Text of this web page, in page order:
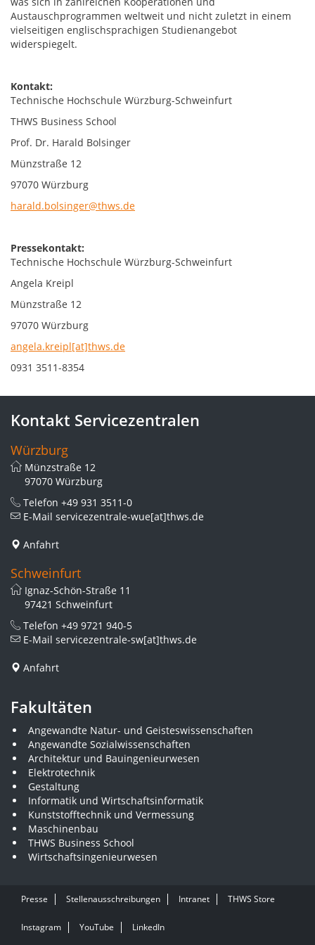
Austauschprogrammen weltweit und nicht zuletzt in einem
vielseitigen englischsprachigen Studienangebot
widerspiegelt.
Kontakt:
Technische Hochschule Würzburg-Schweinfurt
THWS Business School
Prof. Dr. Harald Bolsinger
Münzstraße 12
97070 Würzburg
harald.bolsinger@thws.de
Pressekontakt:
Technische Hochschule Würzburg-Schweinfurt
Angela Kreipl
Münzstraße 12
97070 Würzburg
angela.kreipl[at]thws.de
0931 3511-8354
Kontakt Servicezentralen
Würzburg
Münzstraße 12
97070 Würzburg
Telefon +49 931 3511-0
E-Mail servicezentrale-wue[at]thws.de
Anfahrt
Schweinfurt
Ignaz-Schön-Straße 11
97421 Schweinfurt
Telefon +49 9721 940-5
E-Mail servicezentrale-sw[at]thws.de
Anfahrt
Fakultäten
Angewandte Natur- und Geisteswissenschaften
Angewandte Sozialwissenschaften
Architektur und Bauingenieurwesen
Elektrotechnik
Gestaltung
Informatik und Wirtschaftsinformatik
Kunststofftechnik und Vermessung
Maschinenbau
THWS Business School
Wirtschaftsingenieurwesen
Presse Stellenausschreibungen Intranet THWS Store
Instagram YouTube LinkedIn